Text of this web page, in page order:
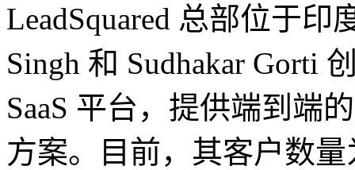
LeadSquared 总部位于印
Singh 和 Sudhakar Gorti
SaaS 平台，提供端到端
方案。目前，其客户数